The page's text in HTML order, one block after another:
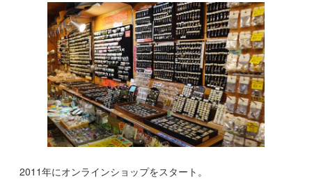
2011年にオンラインショップをスタート。